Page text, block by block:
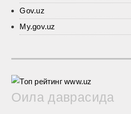
Gov.uz
My.gov.uz
Оила даврасида